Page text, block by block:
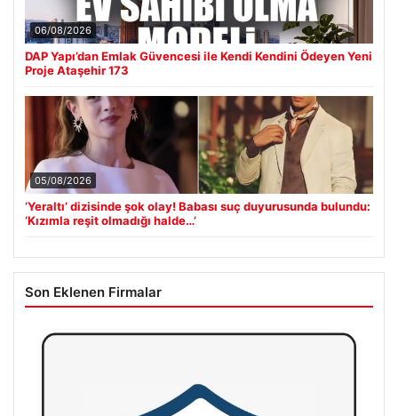
06/08/2026
DAP Yapı’dan Emlak Güvencesi ile Kendi Kendini Ödeyen Yeni
Proje Ataşehir 173
05/08/2026
‘Yeraltı’ dizisinde şok olay! Babası suç duyurusunda bulundu:
‘Kızımla reşit olmadığı halde…’
Son Eklenen Firmalar